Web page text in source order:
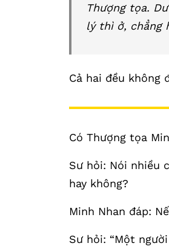
Thượng tọa.
lý thì ở, chẳng
Cả hai đều không
Có Thượng tọa
Sư hỏi: Nói nhiều
hay không?
Minh Nhan đáp:
Sư hỏi: “Một